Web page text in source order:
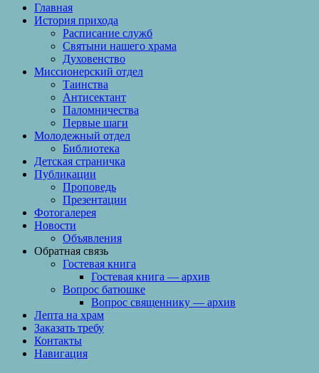
Главная
История прихода
Расписание служб
Святыни нашего храма
Духовенство
Миссионерский отдел
Таинства
Антисектант
Паломничества
Первые шаги
Молодежный отдел
Библиотека
Детская страничка
Публикации
Проповедь
Презентации
Фотогалерея
Новости
Объявления
Обратная связь
Гостевая книга
Гостевая книга — архив
Вопрос батюшке
Вопрос священнику — архив
Лепта на храм
Заказать требу
Контакты
Навигация